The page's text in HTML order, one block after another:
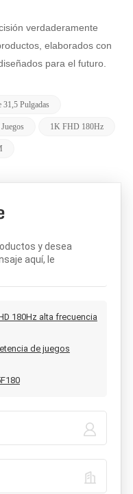
verdaderamente
elaborados con
para el futuro.
Pulgadas
1K FHD 180Hz
y desea
aquí, le
180Hz alta frecuencia
de juegos